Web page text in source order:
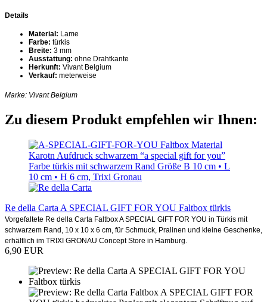
Details
Material: Lame
Farbe: türkis
Breite: 3 mm
Ausstattung: ohne Drahtkante
Herkunft: Vivant Belgium
Verkauf: meterweise
Marke: Vivant Belgium
Zu diesem Produkt empfehlen wir Ihnen:
Re della Carta A SPECIAL GIFT FOR YOU Faltbox türkis
Vorgefaltete Re della Carta Faltbox A SPECIAL GIFT FOR YOU in Türkis mit
schwarzem Rand, 10 x 10 x 6 cm, für Schmuck, Pralinen und kleine Geschenke,
erhältlich im TRIXI GRONAU Concept Store in Hamburg.
6,90 EUR